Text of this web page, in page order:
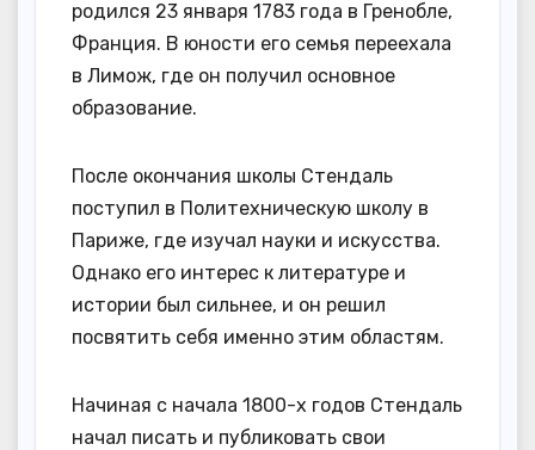
родился 23 января 1783 года в Гренобле,
Франция. В юности его семья переехала
в Лимож, где он получил основное
образование.
После окончания школы Стендаль
поступил в Политехническую школу в
Париже, где изучал науки и искусства.
Однако его интерес к литературе и
истории был сильнее, и он решил
посвятить себя именно этим областям.
Начиная с начала 1800-х годов Стендаль
начал писать и публиковать свои